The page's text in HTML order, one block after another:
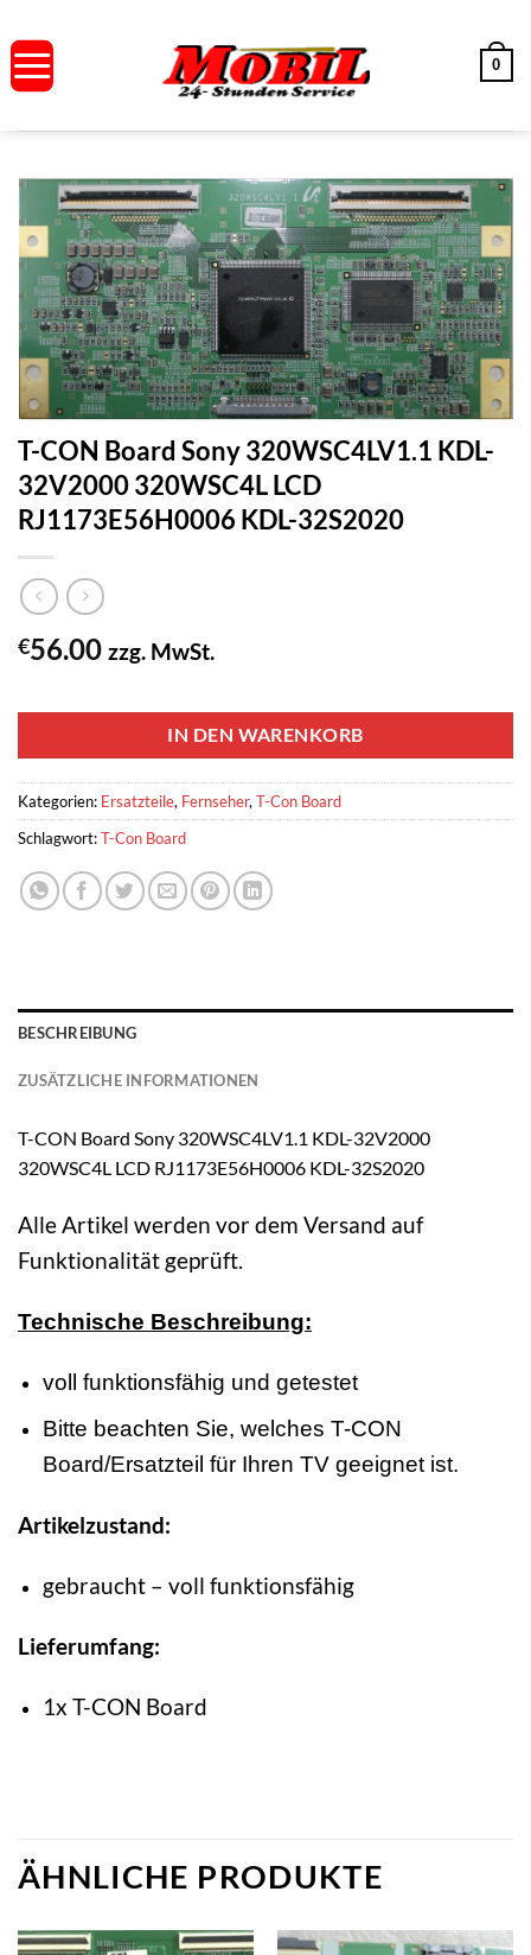
Inhalt
springen
0
T-CON Board Sony 320WSC4LV1.1 KDL-
32V2000 320WSC4L LCD
RJ1173E56H0006 KDL-32S2020
€56.00 zzg. MwSt.
IN DEN WARENKORB
Kategorien: Ersatzteile, Fernseher,T-Con Board
Schlagwort:T-Con Board
BESCHREIBUNG
ZUSÄTZLICHE INFORMATIONEN
T-CON Board Sony 320WSC4LV1.1 KDL-32V2000
320WSC4L LCD RJ1173E56H0006 KDL-32S2020
Alle Artikel werden vor dem Versand auf
Funktionalität geprüft.
Technische Beschreibung:
voll funktionsfähig und getestet
Bitte beachten Sie, welches T-CON
Board/Ersatzteil für Ihren TV geeignet ist.
Artikelzustand:
gebraucht – voll funktionsfähig
Lieferumfang:
1x T-CON Board
ÄHNLICHE PRODUKTE